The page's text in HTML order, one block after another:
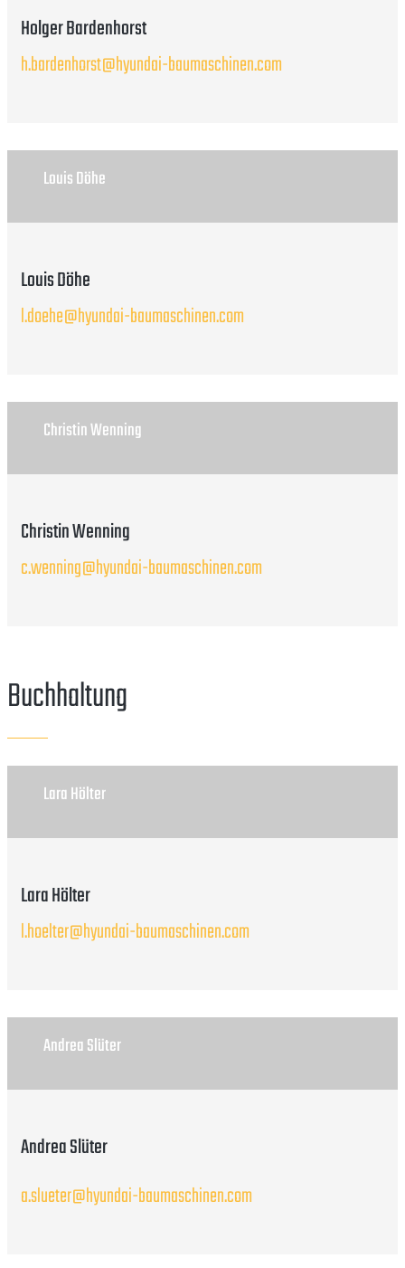
Holger Bardenhorst
h.bardenhorst@hyundai-baumaschinen.com
Louis Döhe
Louis Döhe
l.doehe@hyundai-baumaschinen.com
Christin Wenning
Christin Wenning
c.wenning@hyundai-baumaschinen.com
Buchhaltung
Lara Hölter
Lara Hölter
l.hoelter@hyundai-baumaschinen.com
Andrea Slüter
Andrea Slüter
a.slueter@hyundai-baumaschinen.com